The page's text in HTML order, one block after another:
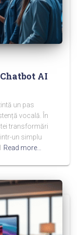
AI
un pas
vocală. În
transformări
un simplu
Read more…